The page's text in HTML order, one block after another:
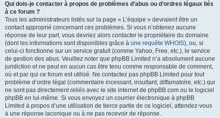
Qui dois-je contacter à propos de problèmes d’abus ou d’ordres légaux liés
à ce forum ?
Tous les administrateurs listés sur la page « L’équipe » devraient être un
contact approprié concernant ces problèmes. Si vous n’obtenez aucune
réponse de leur part, vous devriez alors contacter le propriétaire du domaine
(dont les informations sont disponibles grâce à une requête WHOIS), ou, si
celui-ci fonctionne sur un service gratuit (comme Yahoo, Free, etc.), le service
de gestion des abus. Veuillez noter que phpBB Limited n’a absolument aucune
juridiction et ne peut en aucun cas être tenu comme responsable de comment,
où et par qui ce forum est utilisé. Ne contactez pas phpBB Limited pour tout
problème d’ordre légal (commentaire incessant, insultant, diffamatoire, etc.) qui
ne sont pas directement reliés avec le site internet de phpBB.com ou le logiciel
phpBB en lui-même. Si vous envoyez un courrier électronique à phpBB
Limited à propos d’une utilisation de tierce partie de ce logiciel, attendez-vous
à une réponse laconique ou à ne pas recevoir de réponse.